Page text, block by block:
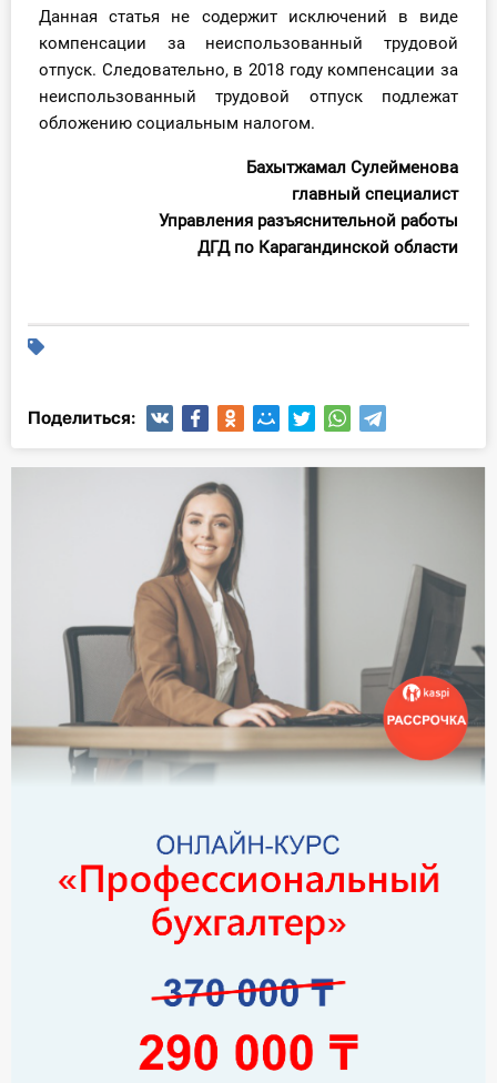
Данная статья не содержит исключений в виде
компенсации за неиспользованный трудовой
отпуск. Следовательно, в 2018 году компенсации за
неиспользованный трудовой отпуск подлежат
обложению социальным налогом.
Бахытжамал Сулейменова
главный специалист
Управления разъяснительной работы
ДГД по Карагандинской области
Поделиться: